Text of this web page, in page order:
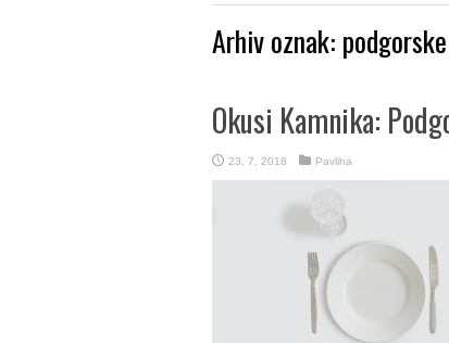
Arhiv oznak:
Okusi Kamnika:
23. 7. 2018 Pavliha